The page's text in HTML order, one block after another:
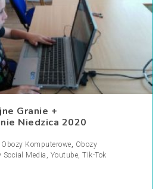
Granie +
Niedzica 2020
Obozy Komputerowe, Obozy
Social Media, Youtube, Tik-Tok